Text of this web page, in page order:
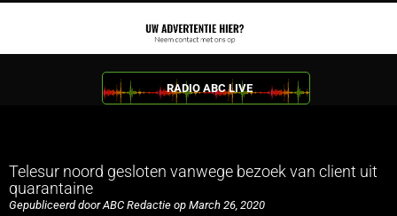
RADIO ABC LIVE
Telesur noord gesloten vanwege bezoek van client uit
quarantaine
Gepubliceerd door ABC Redactie op March 26, 2020